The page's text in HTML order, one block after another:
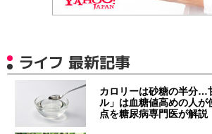
ライフ 最新記事
カロリーは砂糖の半分…
ル」は血糖値高めの人
点を糖尿病専門医が解説